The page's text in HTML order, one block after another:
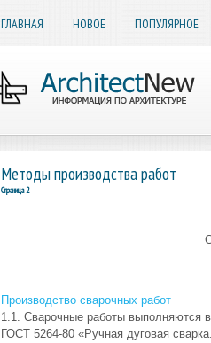
ГЛАВНАЯ НОВОЕ ПОПУЛЯРНОЕ
Методы производства работ
Страница 2
Производство сварочных работ
1.1. Сварочные работы выполняются
ГОСТ 5264-80 «Ручная дуговая